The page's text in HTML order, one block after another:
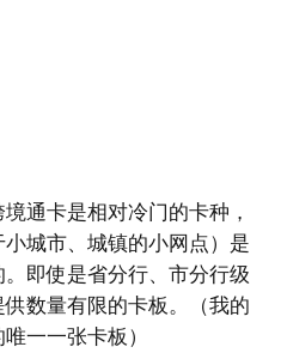
通卡是相对冷门的卡种，
城市、城镇的小网点）是
即使是省分行、市分行级
数量有限的卡板。（我的
一一张卡板）